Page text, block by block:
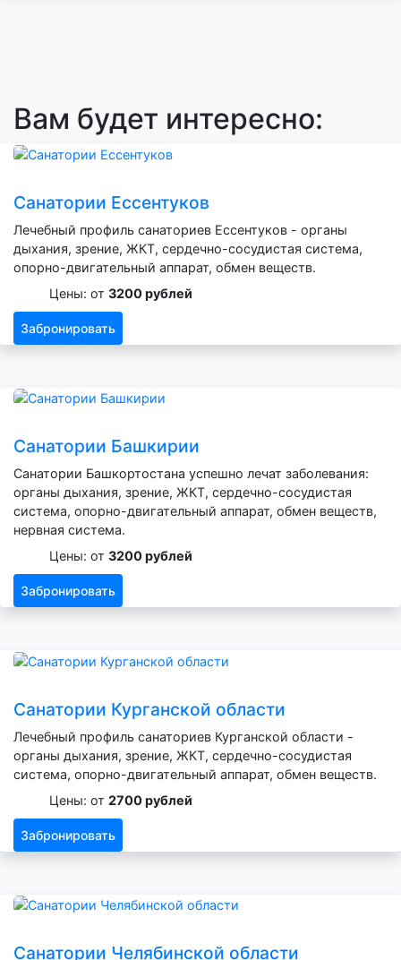
Вам будет интересно:
Санатории Ессентуков
Лечебный профиль санаториев Ессентуков - органы
дыхания, зрение, ЖКТ, сердечно-сосудистая система,
опорно-двигательный аппарат, обмен веществ.
Цены: от 3200 рублей
Забронировать
Санатории Башкирии
Санатории Башкортостана успешно лечат заболевания:
органы дыхания, зрение, ЖКТ, сердечно-сосудистая
система, опорно-двигательный аппарат, обмен веществ,
нервная система.
Цены: от 3200 рублей
Забронировать
Санатории Курганской области
Лечебный профиль санаториев Курганской области -
органы дыхания, зрение, ЖКТ, сердечно-сосудистая
система, опорно-двигательный аппарат, обмен веществ.
Цены: от 2700 рублей
Забронировать
Санатории Челябинской области